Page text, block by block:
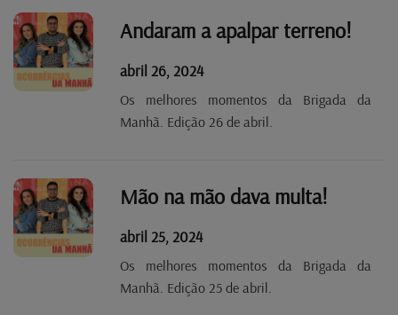
Andaram a apalpar terreno!
abril 26, 2024
Os melhores momentos da Brigada da
Manhã. Edição 26 de abril.
Mão na mão dava multa!
abril 25, 2024
Os melhores momentos da Brigada da
Manhã. Edição 25 de abril.